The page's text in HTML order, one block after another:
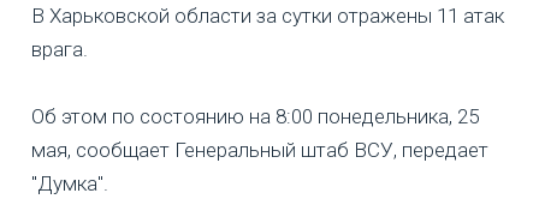
В Харьковской области за сутки отражены 11 атак
врага.
Об этом по состоянию на 8:00 понедельника, 25
мая, сообщает Генеральный штаб ВСУ, передает
"Думка".